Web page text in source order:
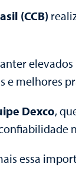
(CCB)
elevados
e melhores
Dexco,
essa